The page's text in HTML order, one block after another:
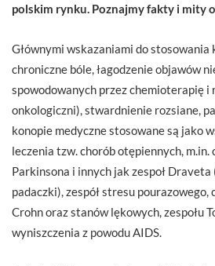
polskim rynku. Poznajmy fakty i mity
Głównymi wskazaniami do stosowania
chroniczne bóle, łagodzenie objawów
spowodowanych przez chemioterapię
onkologiczni), stwardnienie rozsiane,
konopie medyczne stosowane są jako
leczenia tzw. chorób otępiennych, m.in.
Parkinsona i innych jak zespoł
padaczki), zespół stresu
Crohn oraz stanów lękowych, zespołu
wyniszczenia z powodu AIDS.